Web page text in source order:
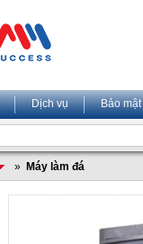
Dịch vụ Bảo mật
» Máy làm đá